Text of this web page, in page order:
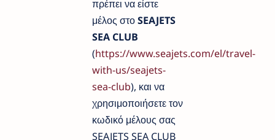
πρέπει να είστε
μέλος στοSEAJETS
SEA CLUB
(https://www.seajets.com/el/travel-
with-us/seajets-
sea-club), και να
χρησιμοποιήσετε τον
κωδικό μέλους σας
SEAJETS SEA CLUB